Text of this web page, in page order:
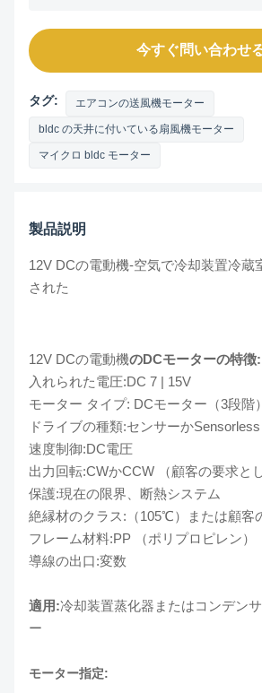
今すぐ問い合わせ
タグ: エアコンの送風機モーター
bldc の天井に付いている扇風機モーター
マイクロ bldc モーター
製品説明
12V DCの電動機-空気で冷却装置冷蔵
された
12V DCの電動機のDCモーターの特徴:
入れられた電圧:DC 7 | 15V
モーター タイプ: DCモーター（3段階）
ドライブの種類:センサーかSensorless
速度制御:DC電圧
出力回転:CWかCCW （顧客の要求とし
保護:現在の限界、断熱システム
絶縁材のクラス:（105℃）または顧客
フレーム材料:PP （ポリプロピレン）
導線の出口:変数
適用:冷却装置蒸化器またはコンデン
ー
モーター指定: